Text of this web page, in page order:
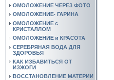
ОМОЛОЖЕНИЕ ЧЕРЕЗ ФОТО
ОМОЛОЖЕНИЕ- ГАРИНА
ОМОЛОЖЕНИЕ с
КРИСТАЛЛОМ
ОМОЛОЖЕНИЕ и КРАСОТА
СЕРЕБРЯНАЯ ВОДА ДЛЯ
ЗДОРОВЬЯ
КАК ИЗБАВИТЬСЯ ОТ
ИЗЖОГИ
ВОССТАНОВЛЕНИЕ МАТЕРИИ